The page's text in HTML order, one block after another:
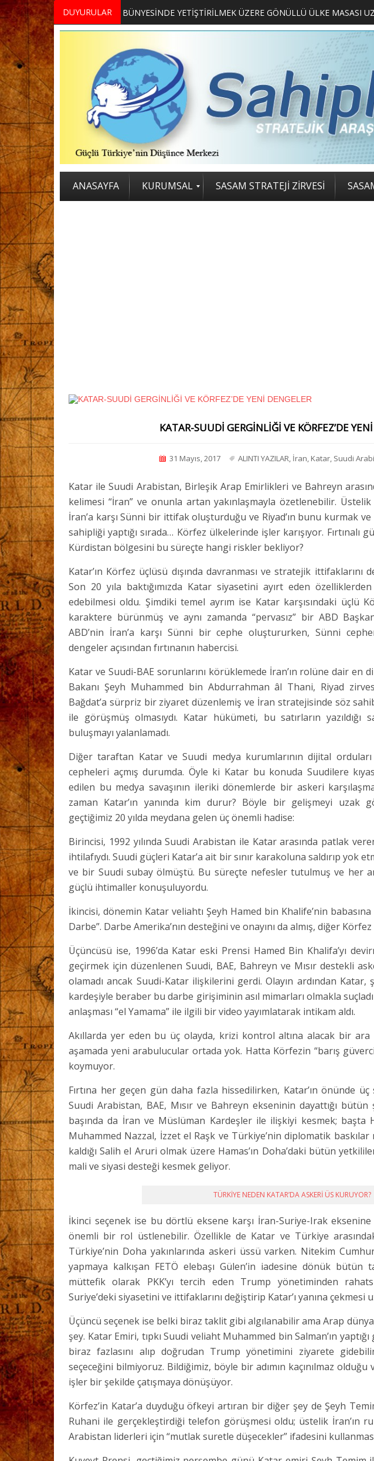
DUYURULAR
MERKEZİMİZ BÜNYESİNDE YETİŞTİRİLMEK ÜZERE GÖNÜLLÜ ÜLKE MASASI UZMANI VE UZMAN ADAYLARI ARIYORUZ 2. SASAM STRATEJİ ZİRVESİ KATILIMCILARI BELLİ OLDU
ANASAYFA KURUMSAL SASAM STRATEJİ ZİRVESİ
KATAR-SUUDİ GERGİNLİĞİ VE KÖRFEZ’DE
31 Mayıs, 2017 ALINTI YAZILAR, İran, Katar, Suudi
Katar ile Suudi Arabistan, Birleşik Arap Emirlikleri ve Bahreyn
kelimesi “İran” ve onunla artan yakınlaşmayla özetlenebilir. Üstelik
İran’a karşı Sünni bir ittifak oluşturduğu ve Riyad’ın bunu kurmak
sahipliği yaptığı sırada… Körfez ülkelerinde işler karışıyor. Fırtınalı
Kürdistan bölgesini bu süreçte hangi riskler bekliyor?
Katar’ın Körfez üçlüsü dışında davranması ve stratejik
Son 20 yıla baktığımızda Katar siyasetini ayırt eden
edebilmesi oldu. Şimdiki temel ayrım ise Katar karşısındaki üçlü
karaktere bürünmüş ve aynı zamanda “pervasız” bir ABD
ABD’nin İran’a karşı Sünni bir cephe oluştururken, Sünni
dengeler açısından fırtınanın habercisi.
Katar ve Suudi-BAE sorunlarını körüklemede İran’ın rolüne dair en
Bakanı Şeyh Muhammed bin Abdurrahman âl Thani, Riyad
Bağdat’a sürpriz bir ziyaret düzenlemiş ve İran stratejisinde söz
ile görüşmüş olmasıydı. Katar hükümeti, bu satırların yazıldığı
buluşmayı yalanlamadı.
Diğer taraftan Katar ve Suudi medya kurumlarının dijital orduları
cepheleri açmış durumda. Öyle ki Katar bu konuda Suudilere
edilen bu medya savaşının ileriki dönemlerde bir askeri
zaman Katar’ın yanında kim durur? Böyle bir gelişmeyi uzak
geçtiğimiz 20 yılda meydana gelen üç önemli hadise:
Birincisi, 1992 yılında Suudi Arabistan ile Katar arasında patlak
ihtilafıydı. Suudi güçleri Katar’a ait bir sınır karakoluna saldırıp yok
ve bir Suudi subay ölmüştü. Bu süreçte nefesler tutulmuş ve her
güçlü ihtimaller konuşuluyordu.
İkincisi, dönemin Katar veliahtı Şeyh Hamed bin Khalife’nin babasına
Darbe”. Darbe Amerika’nın desteğini ve onayını da almış, diğer
Üçüncüsü ise, 1996’da Katar eski Prensi Hamed Bin Khalifa’yı
geçirmek için düzenlenen Suudi, BAE, Bahreyn ve Mısır destekli
olamadı ancak Suudi-Katar ilişkilerini gerdi. Olayın ardından Katar,
kardeşiyle beraber bu darbe girişiminin asıl mimarları olmakla
anlaşması “el Yamama” ile ilgili bir video yayımlatarak intikam aldı.
Akıllarda yer eden bu üç olayda, krizi kontrol altına alacak bir
aşamada yeni arabulucular ortada yok. Hatta Körfezin “barış
koymuyor.
Fırtına her geçen gün daha fazla hissedilirken, Katar’ın önünde
Suudi Arabistan, BAE, Mısır ve Bahreyn ekseninin dayattığı bütün
başında da İran ve Müslüman Kardeşler ile ilişkiyi kesmek; başta
Muhammed Nazzal, İzzet el Raşk ve Türkiye’nin diplomatik
kaldığı Salih el Aruri olmak üzere Hamas’ın Doha’daki bütün
mali ve siyasi desteği kesmek geliyor.
TÜRKİYE NEDEN KATAR’DA ASKERİ ÜS KURUYOR?
İkinci seçenek ise bu dörtlü eksene karşı İran-Suriye-Irak
önemli bir rol üstlenebilir. Özellikle de Katar ve Türkiye
Türkiye’nin Doha yakınlarında askeri üssü varken. Nitekim
yapmaya kalkışan FETÖ elebaşı Gülen’in iadesine dönük
müttefik olarak PKK’yı tercih eden Trump yönetiminden
Suriye’deki siyasetini ve ittifaklarını değiştirip Katar’ı yanına çekmesi
Üçüncü seçenek ise belki biraz taklit gibi algılanabilir ama Arap
şey. Katar Emiri, tıpkı Suudi veliaht Muhammed bin Salman’ın
biraz fazlasını alıp doğrudan Trump yönetimini ziyarete
seçeceğini bilmiyoruz. Bildiğimiz, böyle bir adımın kaçınılmaz olduğu
işler bir şekilde çatışmaya dönüşüyor.
Körfez’in Katar’a duyduğu öfkeyi artıran bir diğer şey de Şeyh
Ruhani ile gerçekleştirdiği telefon görüşmesi oldu; üstelik İran’ın
Arabistan liderleri için “mutlak suretle düşecekler” ifadesini